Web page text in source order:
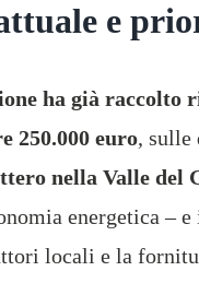
e
ha già raccolto
250.000 euro, sulle
nella Valle del
energetica – e
locali e la